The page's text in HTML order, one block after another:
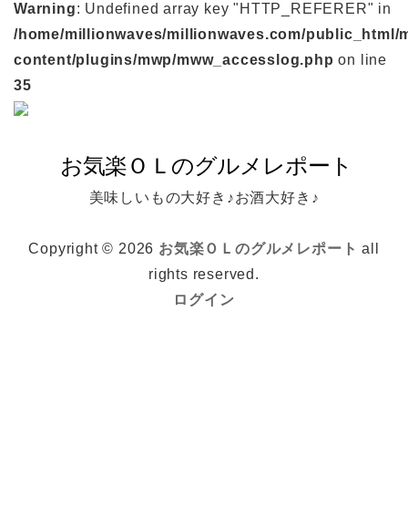
Warning: Undefined array key "HTTP_REFERER" in
/home/millionwaves/millionwaves.com/public_html/
content/plugins/mwp/mww_accesslog.php on line
35
美味しいもの大好き♪お酒大好き♪
Copyright © 2026 お気楽ＯＬのグルメレポート all
rights reserved.
ログイン